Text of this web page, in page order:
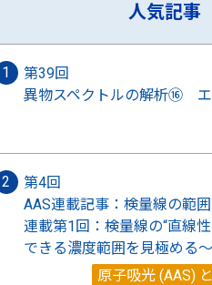
人気記事
第39回
異物スペクトルの解析⑯ エ
第4回
AAS連載記事：検量線の範
連載第1回：検量線の“直線
できる濃度範囲を見極める〜
原子吸光 (AAS)